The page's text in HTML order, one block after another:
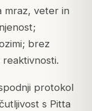
mraz, veter in
brez
protokol
s Pitta